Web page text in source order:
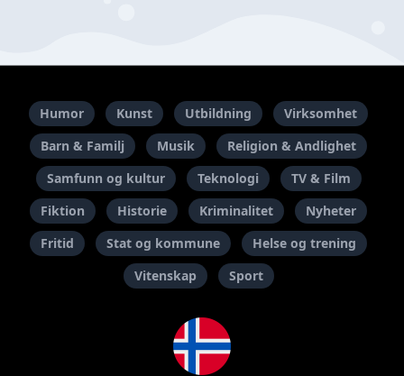
Humor Kunst Utbildning
Virksomhet
Barn & Familj
Musik
Religion & Andlighet
Samfunn og kultur
Teknologi
TV & Film
Fiktion
Historie Kriminalitet
Nyheter
Fritid
Stat og kommune
Helse og trening
Vitenskap
Sport